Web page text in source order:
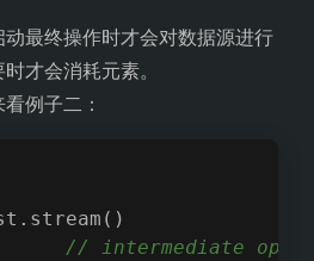
动最终操作时才会对数据源进行
才会消耗元素。
例子二：
// intermediate